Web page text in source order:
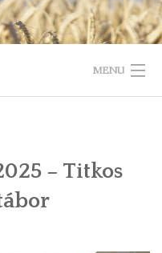
MENU
– Titkos